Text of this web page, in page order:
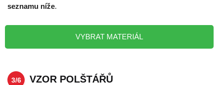
seznamu níže.
VYBRAT MATERIÁL
3/6 VZOR POLŠTÁŘŮ